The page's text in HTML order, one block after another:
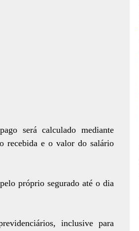
será calculado mediante
recebida e o valor do salário
próprio segurado até o dia
inclusive para